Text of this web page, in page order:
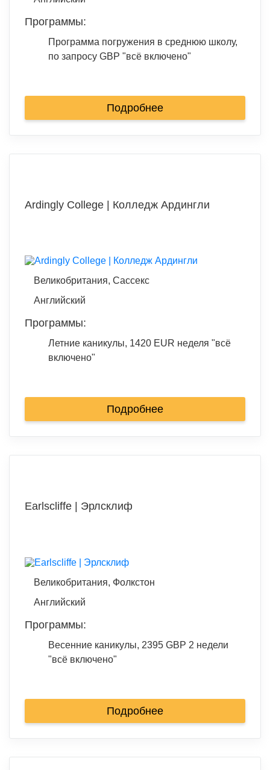
Программы:
Программа погружения в среднюю школу,
по запросу GBP "всё включено"
Подробнее
Ardingly College | Колледж Ардингли
Великобритания, Сассекс
Английский
Программы:
Летние каникулы, 1420 EUR неделя "всё
включено"
Подробнее
Earlscliffe | Эрлсклиф
Великобритания, Фолкстон
Английский
Программы:
Весенние каникулы, 2395 GBP 2 недели
"всё включено"
Подробнее